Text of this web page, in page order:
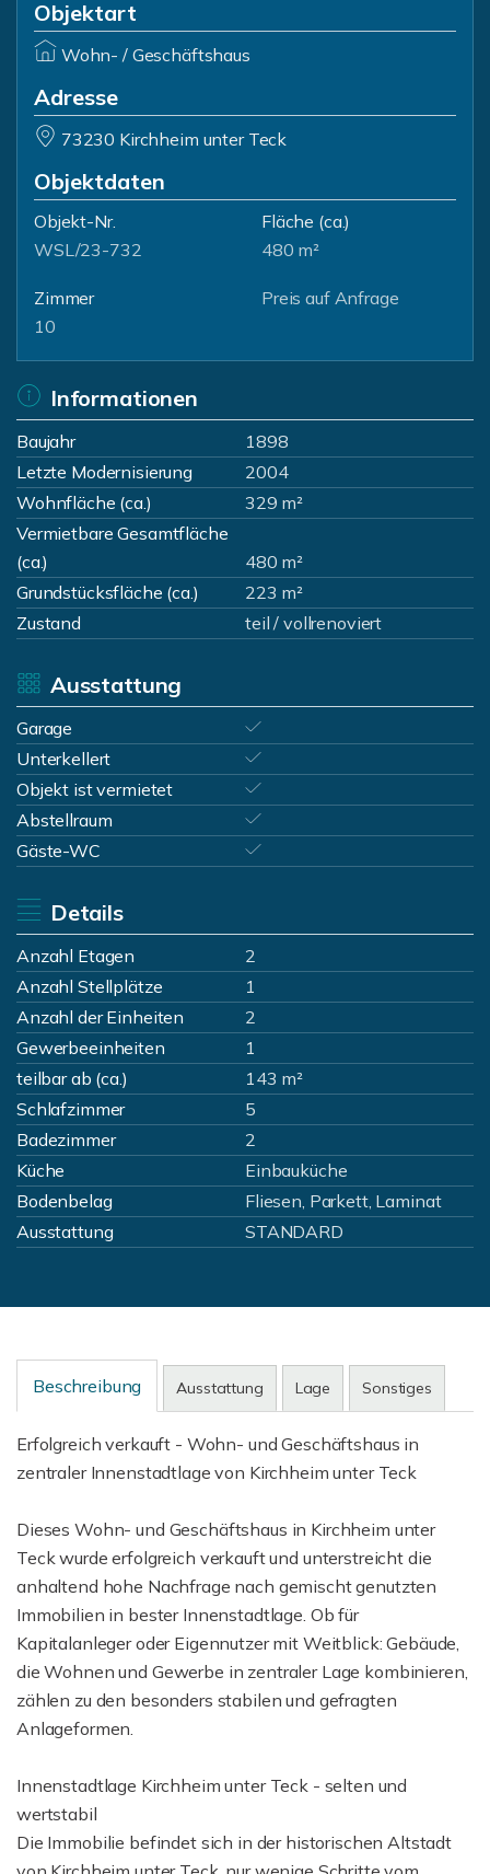
Objektart
Wohn- / Geschäftshaus
Adresse
73230 Kirchheim unter Teck
Objektdaten
Objekt-Nr.
WSL/23-732
Fläche (ca.)
480 m²
Zimmer
10
Preis auf Anfrage
Informationen
Baujahr
1898
Letzte Modernisierung
2004
Wohnfläche (ca.)
329 m²
Vermietbare Gesamtfläche
(ca.)
480 m²
Grundstücksfläche (ca.)
223 m²
Zustand
teil / vollrenoviert
Ausstattung
Garage
Unterkellert
Objekt ist vermietet
Abstellraum
Gäste-WC
Details
Anzahl Etagen
2
Anzahl Stellplätze
1
Anzahl der Einheiten
2
Gewerbeeinheiten
1
teilbar ab (ca.)
143 m²
Schlafzimmer
5
Badezimmer
2
Küche
Einbauküche
Bodenbelag
Fliesen, Parkett, Laminat
Ausstattung
STANDARD
Beschreibung Ausstattung Lage Sonstiges
Erfolgreich verkauft - Wohn- und Geschäftshaus in
zentraler Innenstadtlage von Kirchheim unter Teck
Dieses Wohn- und Geschäftshaus in Kirchheim unter
Teck wurde erfolgreich verkauft und unterstreicht die
anhaltend hohe Nachfrage nach gemischt genutzten
Immobilien in bester Innenstadtlage. Ob für
Kapitalanleger oder Eigennutzer mit Weitblick: Gebäude,
die Wohnen und Gewerbe in zentraler Lage kombinieren,
zählen zu den besonders stabilen und gefragten
Anlageformen.
Innenstadtlage Kirchheim unter Teck - selten und
wertstabil
Die Immobilie befindet sich in der historischen Altstadt